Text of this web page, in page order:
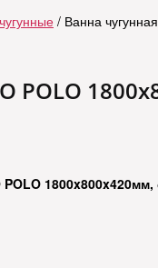
/ Ванна
POLO
POLO